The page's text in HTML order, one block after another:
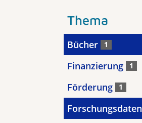
Thema
Bücher 1
Finanzierung 1
Förderung 1
Forschungsdaten